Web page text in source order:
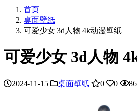
首页
桌面壁纸
可爱少女 3d人物 4k动漫壁纸
可爱少女 3d人物
2024-11-15 桌面壁纸 0 0